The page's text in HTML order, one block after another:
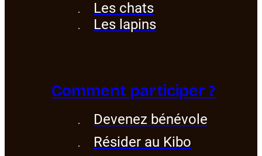
Les chats
Les lapins
Comment participer ?
Devenez bénévole
Résider au Kibo